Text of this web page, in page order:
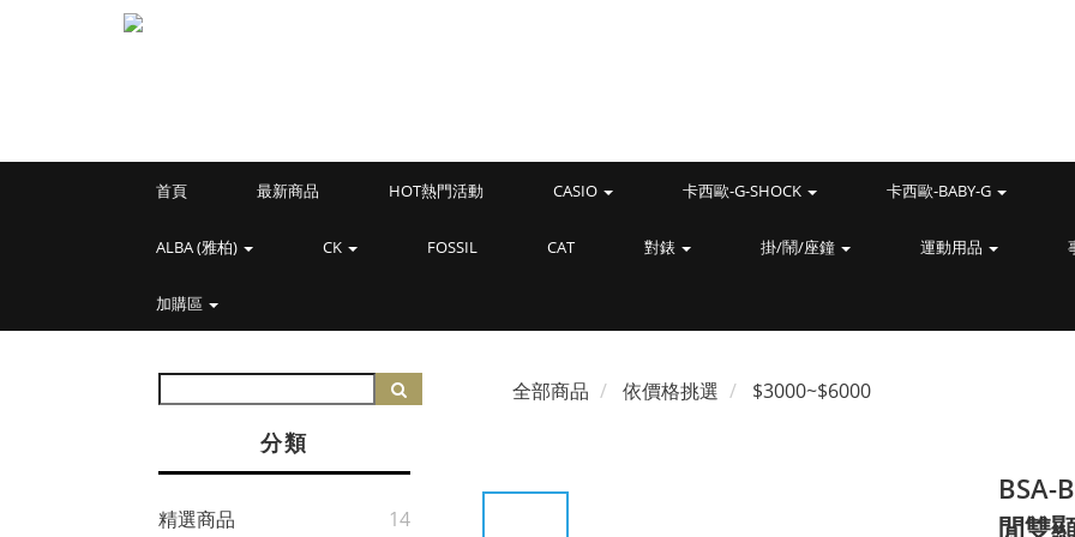
首頁 最新商品 HOT熱門活動 CASIO 卡西歐-G-SHOCK 卡西歐-BABY-G
ALBA (雅柏) CK FOSSIL CAT 對錶 掛/鬧/座鐘 運動用品
加購區
分類
精選商品 14
全部商品 依價格挑選 $3000~$6000
BSA-
閒雙